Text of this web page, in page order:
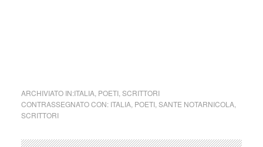
ARCHIVIATO IN:ITALIA, POETI, SCRITTORI
CONTRASSEGNATO CON: ITALIA, POETI, SANTE NOTARNICOLA,
SCRITTORI